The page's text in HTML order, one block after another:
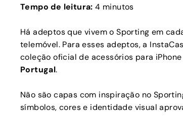
Tempo de leitura: 4 minutos
Há adeptos que vivem o Sporting em
telemóvel. Para esses adeptos, a
coleção oficial de acessórios para
Portugal.
Não são capas com inspiração no
símbolos, cores e identidade visual